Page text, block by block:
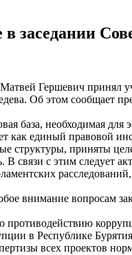
заседании
Гершевич принял
Об этом сообщает
база, необходимая
как единый правовой
структуры, приняты
В связи с этим следует
внимание вопросам
противодействию
в Республике
всех проектов